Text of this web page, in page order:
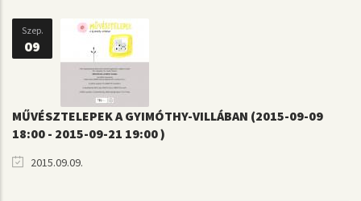
Szep.
09
MŰVÉSZTELEPEK A GYIMÓTHY-VILLÁBAN (2015-09-09
18:00 - 2015-09-21 19:00 )
2015.09.09.